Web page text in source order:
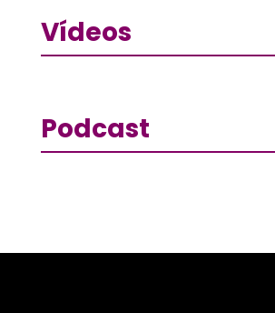
Vídeos
Podcast